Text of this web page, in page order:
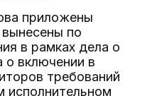
приложены
по
в рамках дела о
о включении в
требований
исполнительном